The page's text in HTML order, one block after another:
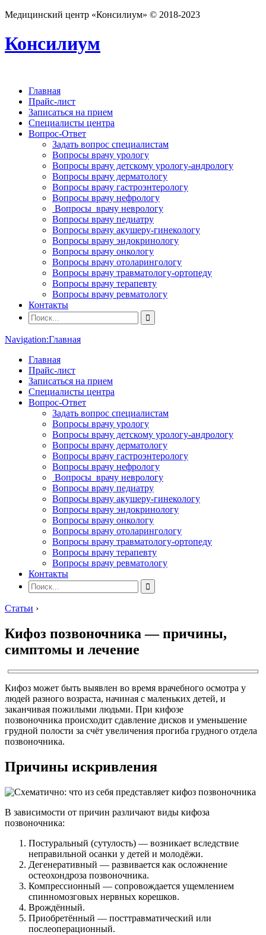
Медицинский центр «Консилиум» © 2018-2023
Консилиум
Главная
Прайс-лист
Записаться на прием
Специалисты центра
Вопрос-Ответ
Задать вопрос специалистам
Вопросы врачу урологу
Вопросы врачу детскому урологу-андрологу
Вопросы врачу дерматологу
Вопросы врачу гастроэнтерологу
Вопросы врачу нефрологу
Вопросы врачу неврологу
Вопросы врачу педиатру
Вопросы врачу акушеру-гинекологу
Вопросы врачу эндокринологу
Вопросы врачу онкологу
Вопросы врачу отоларингологу
Вопросы врачу травматологу-ортопеду
Вопросы врачу терапевту
Вопросы врачу ревматологу
Контакты
Navigation:Главная
Главная
Прайс-лист
Записаться на прием
Специалисты центра
Вопрос-Ответ
Задать вопрос специалистам
Вопросы врачу урологу
Вопросы врачу детскому урологу-андрологу
Вопросы врачу дерматологу
Вопросы врачу гастроэнтерологу
Вопросы врачу нефрологу
Вопросы врачу неврологу
Вопросы врачу педиатру
Вопросы врачу акушеру-гинекологу
Вопросы врачу эндокринологу
Вопросы врачу онкологу
Вопросы врачу отоларингологу
Вопросы врачу травматологу-ортопеду
Вопросы врачу терапевту
Вопросы врачу ревматологу
Контакты
Статьи ›
Кифоз позвоночника — причины,
симптомы и лечение
Кифоз может быть выявлен во время врачебного осмотра у
людей разного возраста, начиная с маленьких детей, и
заканчивая пожилыми людьми. При кифозе
позвоночника происходит сдавление дисков и уменьшение
грудной полости за счёт увеличения прогиба грудного отдела
позвоночника.
Причины искривления
В зависимости от причин различают виды кифоза
позвоночника:
Постуральный (сутулость) — возникает вследствие
неправильной осанки у детей и молодёжи.
Дегенеративный — развивается как осложнение
остеохондроза позвоночника.
Компрессионный — сопровождается ущемлением
спинномозговых нервных корешков.
Врождённый.
Приобретённый — посттравматический или
послеоперационный.